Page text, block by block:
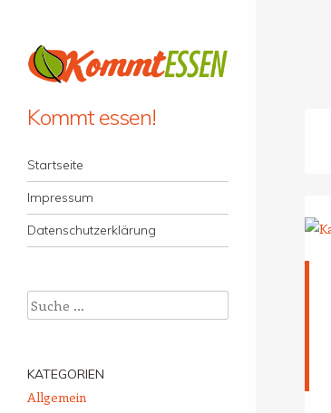
Kommt essen!
Menü
Zum Inhalt springen
Startseite
Impressum
Datenschutzerklärung
Suche
KATEGORIEN
Allgemein